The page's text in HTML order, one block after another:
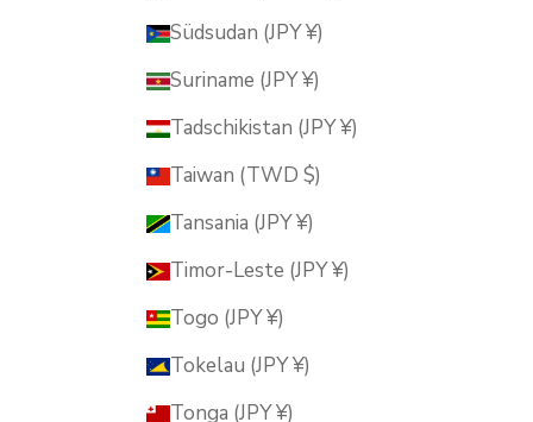
Südsudan (JPY ¥)
Suriname (JPY ¥)
Tadschikistan (JPY ¥)
Taiwan (TWD $)
Tansania (JPY ¥)
Timor-Leste (JPY ¥)
Togo (JPY ¥)
Tokelau (JPY ¥)
Tonga (JPY ¥)